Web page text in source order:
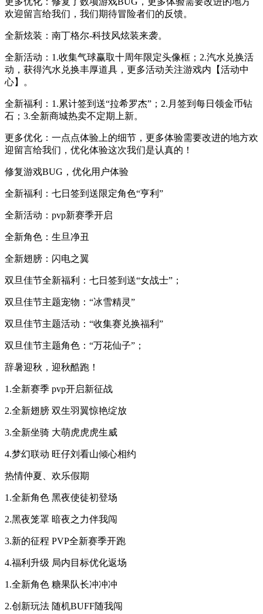
欢迎留言给我们，我们期待冒险者们的反馈。
全新炫装：南丁格尔-科技风炫装来袭。
全新活动：1.收集气球赢取十周年限定头像框；2.汽水兑换活
动，获得汽水兑换丰厚道具，更多活动关注游戏内【活动中
心】。
全新福利：1.累计签到送“拉希罗杰”；2.月签到每日领金币钻
石；3.全新商城热卖不定期上新。
更多优化：一点点体验上的细节，更多体验需要改进的地方欢
迎留言给我们，优化体验这次我们是认真的！
修复游戏BUG，优化用户体验
全新福利：七日签到送限定角色“亨利”
全新活动：pvp新赛季开启
全新角色：生旦净丑
全新翅膀：闪电之翼
双旦佳节全新福利：七日签到送“女战士”；
双旦佳节主题宠物：“冰雪精灵”
双旦佳节主题活动：“收集赛兑换福利”
双旦佳节主题角色：“万花仙子”；
辞暑迎秋，迎秋酷跑！
1.全新赛季 pvp开启新征战
2.全新翅膀 双生羽翼惊艳绽放
3.全新坐骑 大萌虎虎虎生威
4.梦幻联动 旺仔刘看山倾心相约
热情仲夏、欢乐假期
1.全新角色 黑夜使徒初登场
2.黑夜笼罩 暗夜之力伴我闯
3.新的征程 PVP全新赛季开跑
4.福利升级 局内目标优化返场
1.全新角色 糖果队长冲冲冲
2.创新玩法 随机BUFF随我闯